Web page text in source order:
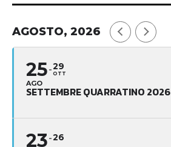
AGOSTO, 2026
25
AGO
29
OTT
SETTEMBRE QUARRATINO 2026
23 26